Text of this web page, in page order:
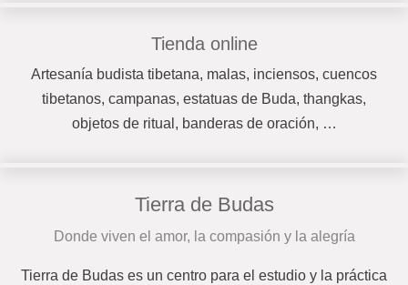
Tienda online
Artesanía budista tibetana, malas, inciensos, cuencos
tibetanos, campanas, estatuas de Buda, thangkas,
objetos de ritual, banderas de oración, …
Tierra de Budas
Donde viven el amor, la compasión y la alegría
Tierra de Budas es un centro para el estudio y la práctica